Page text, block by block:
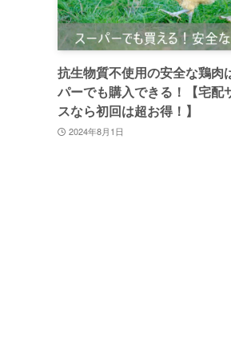
抗生物質不使用の安全な鶏肉
パーでも購入できる！【宅配
スなら初回は超お得！】
2024年8月1日